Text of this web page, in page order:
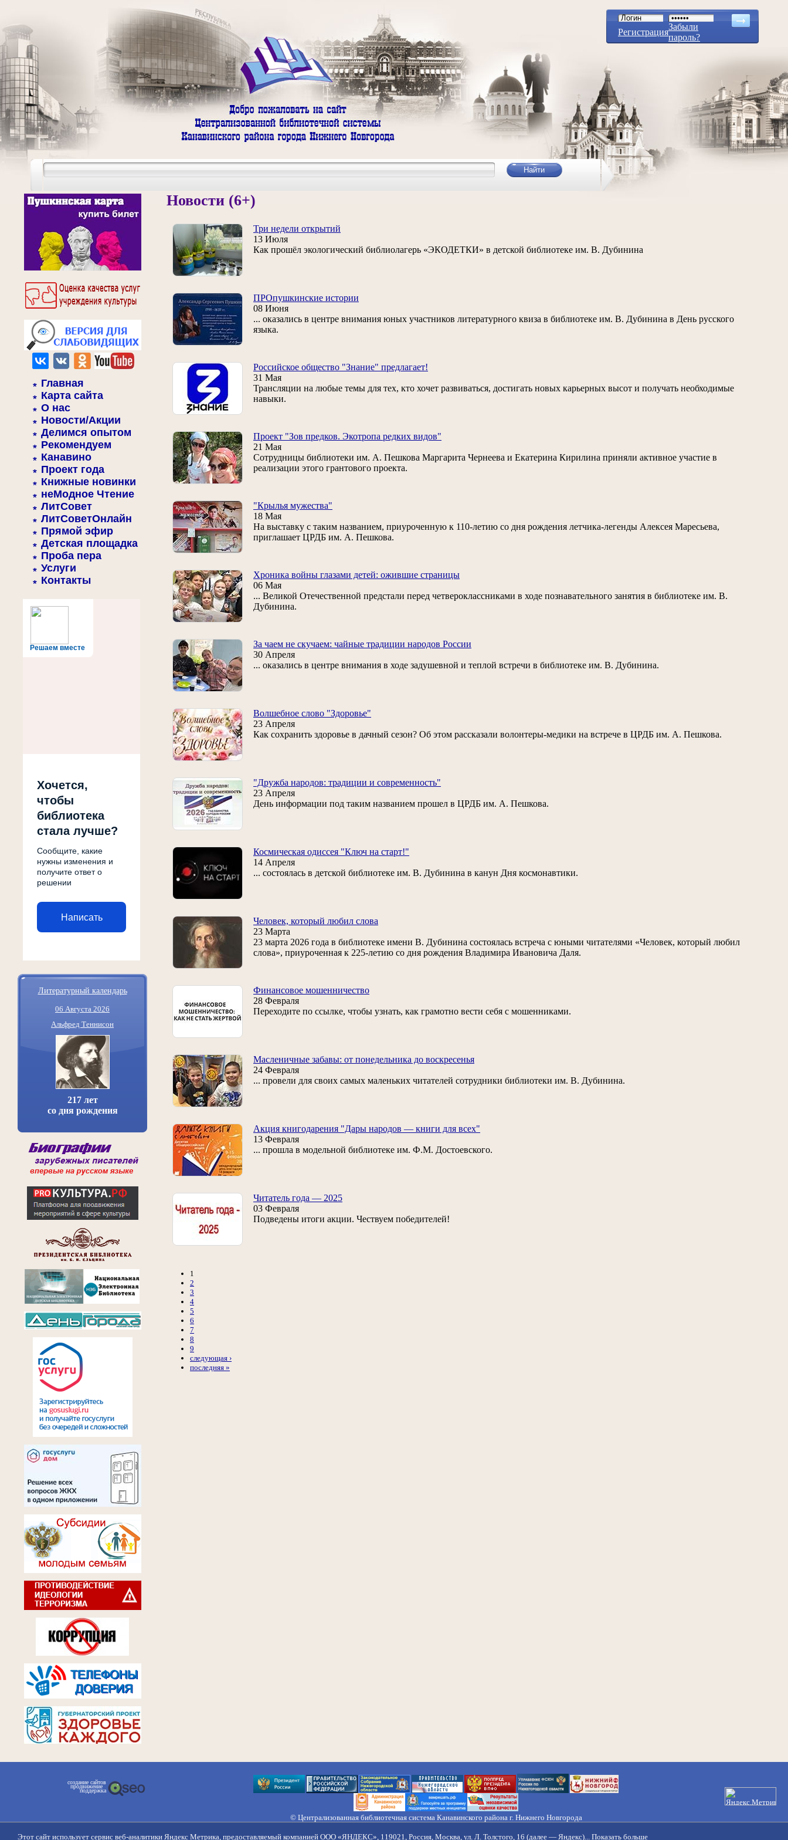
Регистрация
Забыли
пароль?
Главная
Карта сайта
О нас
Новости/Акции
Делимся опытом
Рекомендуем
Канавино
Проект года
Книжные новинки
неМодное Чтение
ЛитСовет
ЛитСоветОнлайн
Прямой эфир
Детская площадка
Проба пера
Услуги
Контакты
Решаем вместе
Хочется,
чтобы
библиотека
стала лучше?
Сообщите, какие
нужны изменения и
получите ответ о
решении
Написать
Литературный календарь
06 Августа 2026
Альфред Теннисон
217 лет
со дня рождения
Новости (6+)
Три недели открытий
13 Июля
Как прошёл экологический библиолагерь «ЭКОДЕТКИ» в детской библиотеке им. В. Дубинина
ПРОпушкинские истории
08 Июня
... оказались в центре внимания юных участников литературного квиза в библиотеке им. В. Дубинина в День русского
языка.
Российское общество "Знание" предлагает!
31 Мая
Трансляции на любые темы для тех, кто хочет развиваться, достигать новых карьерных высот и получать необходимые
навыки.
Проект "Зов предков. Экотропа редких видов"
21 Мая
Сотрудницы библиотеки им. А. Пешкова Маргарита Чернеева и Екатерина Кирилина приняли активное участие в
реализации этого грантового проекта.
"Крылья мужества"
18 Мая
На выставку с таким названием, приуроченную к 110-летию со дня рождения летчика-легенды Алексея Маресьева,
приглашает ЦРДБ им. А. Пешкова.
Хроника войны глазами детей: ожившие страницы
06 Мая
... Великой Отечественной предстали перед четвероклассниками в ходе познавательного занятия в библиотеке им. В.
Дубинина.
За чаем не скучаем: чайные традиции народов России
30 Апреля
... оказались в центре внимания в ходе задушевной и теплой встречи в библиотеке им. В. Дубинина.
Волшебное слово "Здоровье"
23 Апреля
Как сохранить здоровье в дачный сезон? Об этом рассказали волонтеры-медики на встрече в ЦРДБ им. А. Пешкова.
"Дружба народов: традиции и современность"
23 Апреля
День информации под таким названием прошел в ЦРДБ им. А. Пешкова.
Космическая одиссея "Ключ на старт!"
14 Апреля
... состоялась в детской библиотеке им. В. Дубинина в канун Дня космонавтики.
Человек, который любил слова
23 Марта
23 марта 2026 года в библиотеке имени В. Дубинина состоялась встреча с юными читателями «Человек, который любил
слова», приуроченная к 225‑летию со дня рождения Владимира Ивановича Даля.
Финансовое мошенничество
28 Февраля
Переходите по ссылке, чтобы узнать, как грамотно вести себя с мошенниками.
Масленичные забавы: от понедельника до воскресенья
24 Февраля
... провели для своих самых маленьких читателей сотрудники библиотеки им. В. Дубинина.
Акция книгодарения "Дары народов — книги для всех"
13 Февраля
... прошла в модельной библиотеке им. Ф.М. Достоевского.
Читатель года — 2025
03 Февраля
Подведены итоги акции. Чествуем победителей!
1
2
3
4
5
6
7
8
9
следующая ›
последняя »
создание сайтов
продвижение
поддержка
© Централизованная библиотечная система Канавинского района г. Нижнего Новгорода
Правила обработки персональных данных
Этот сайт использует сервис веб-аналитики Яндекс Метрика, предоставляемый компанией ООО «ЯНДЕКС», 119021, Россия, Москва, ул. Л. Толстого, 16 (далее — Яндекс)... Показать больше